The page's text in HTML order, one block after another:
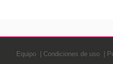
Equipo Condiciones de uso